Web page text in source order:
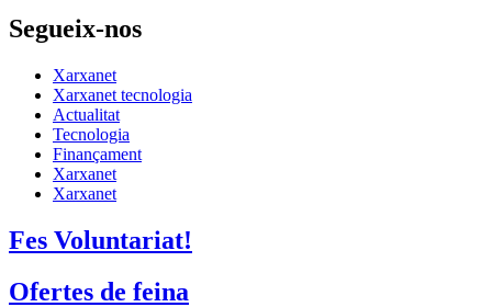
Segueix-nos
Xarxanet
Xarxanet tecnologia
Actualitat
Tecnologia
Finançament
Xarxanet
Xarxanet
Fes Voluntariat!
Ofertes de feina